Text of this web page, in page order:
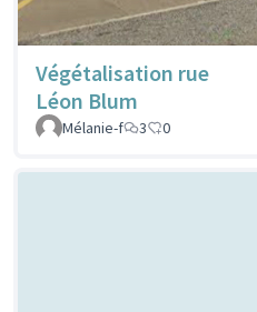
Végétalisation rue
Léon Blum
Mélanie-f
3 0